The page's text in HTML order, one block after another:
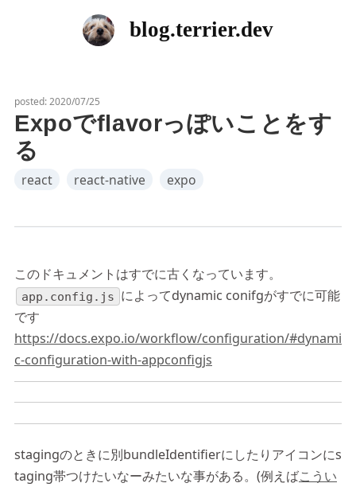
blog.terrier.dev
posted:2020/07/25
Expoでflavorっぽいことをす
る
react react-native expo
このドキュメントはすでに古くなっています。
app.config.js によってdynamic conifgがすでに可能
です
https://docs.expo.io/workflow/configuration/#dynami
c-configuration-with-appconfigjs
stagingのときに別bundleIdentifierにしたりアイコンにs
taging帯つけたいなーみたいな事がある。(例えばこうい